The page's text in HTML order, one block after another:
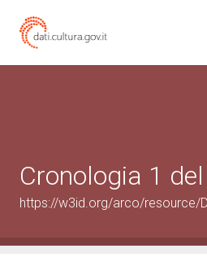
Cronologia 1
https://w3id.org/arco/resource/